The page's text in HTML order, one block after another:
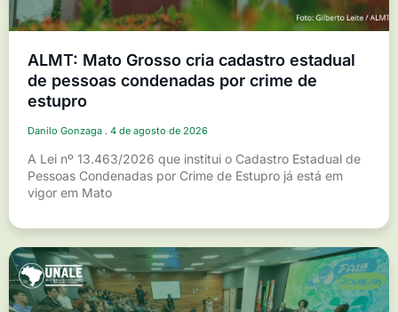
ALMT: Mato Grosso cria cadastro estadual
de pessoas condenadas por crime de
estupro
Danilo Gonzaga 4 de agosto de 2026
A Lei nº 13.463/2026 que institui o Cadastro Estadual de
Pessoas Condenadas por Crime de Estupro já está em
vigor em Mato